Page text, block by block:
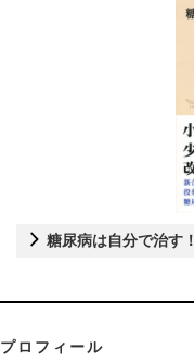
糖尿病は自分で治す！
プロフィール